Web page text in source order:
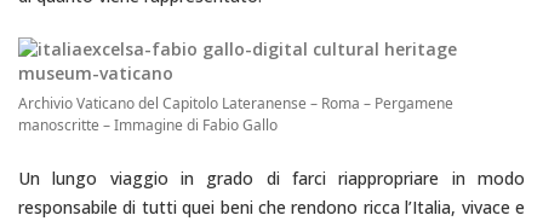
Archivio Vaticano del Capitolo Lateranense – Roma – Pergamene
manoscritte – Immagine di Fabio Gallo
Un lungo viaggio in grado di farci riappropriare in modo
responsabile di tutti quei beni che rendono ricca l’Italia, vivace e